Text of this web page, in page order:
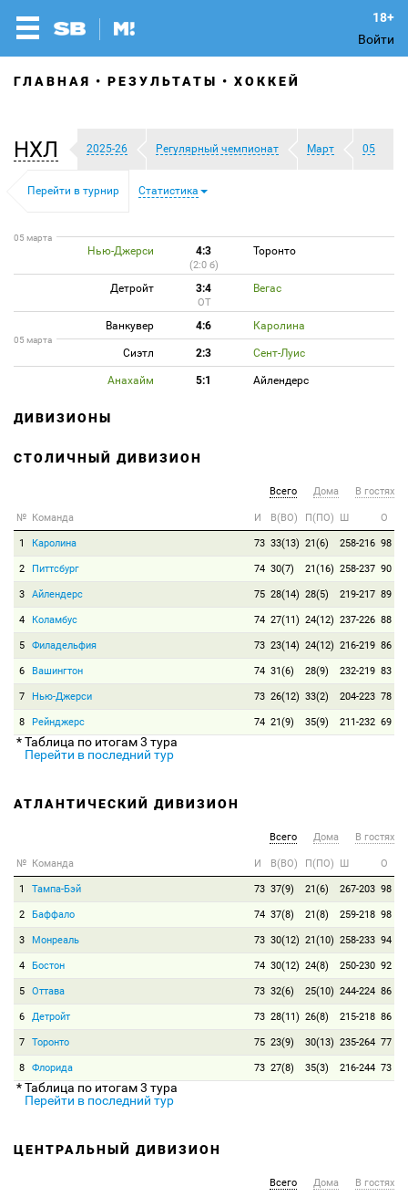
Войти
ГЛАВНАЯ РЕЗУЛЬТАТЫ ХОККЕЙ
НХЛ 2025-26 Регулярный чемпионат Март 05
Перейти в турнир Статистика
05 марта
Нью-Джерси 4:3 Торонто
(2:0 б)
Детройт 3:4 Вегас
ОТ
Ванкувер 4:6 Каролина
05 марта
Сиэтл 2:3 Сент-Луис
Анахайм 5:1 Айлендерс
ДИВИЗИОНЫ
СТОЛИЧНЫЙ ДИВИЗИОН
Всего Дома В гостях
№ Команда И В(ВО) П(ПО) Ш О
1 Каролина 73 33(13) 21(6) 258-216 98
2 Питтсбург 74 30(7) 21(16) 258-237 90
3 Айлендерс 75 28(14) 28(5) 219-217 89
4 Коламбус 74 27(11) 24(12) 237-226 88
5 Филадельфия 73 23(14) 24(12) 216-219 86
6 Вашингтон 74 31(6) 28(9) 232-219 83
7 Нью-Джерси 73 26(12) 33(2) 204-223 78
8 Рейнджерс 74 21(9) 35(9) 211-232 69
* Таблица по итогам 3 тура
Перейти в последний тур
АТЛАНТИЧЕСКИЙ ДИВИЗИОН
Всего Дома В гостях
№ Команда И В(ВО) П(ПО) Ш О
1 Тампа-Бэй 73 37(9) 21(6) 267-203 98
2 Баффало 74 37(8) 21(8) 259-218 98
3 Монреаль 73 30(12) 21(10) 258-233 94
4 Бостон 74 30(12) 24(8) 250-230 92
5 Оттава 73 32(6) 25(10) 244-224 86
6 Детройт 73 28(11) 26(8) 215-218 86
7 Торонто 75 23(9) 30(13) 235-264 77
8 Флорида 73 27(8) 35(3) 216-244 73
* Таблица по итогам 3 тура
Перейти в последний тур
ЦЕНТРАЛЬНЫЙ ДИВИЗИОН
Всего Дома В гостях